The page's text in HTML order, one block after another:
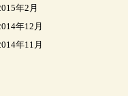
年2月
年12月
年11月